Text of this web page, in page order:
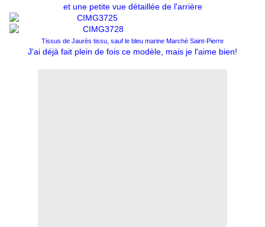
et une petite vue détaillée de l'arrière
Tissus de Jaurès tissu, sauf le bleu marine Marché Saint-Pierre
J'ai déjà fait plein de fois ce modèle, mais je l'aime bien!